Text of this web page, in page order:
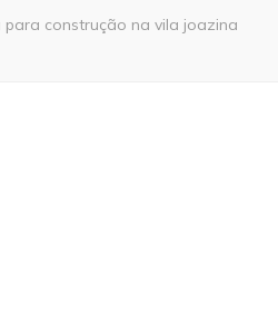
para construção na vila joazina